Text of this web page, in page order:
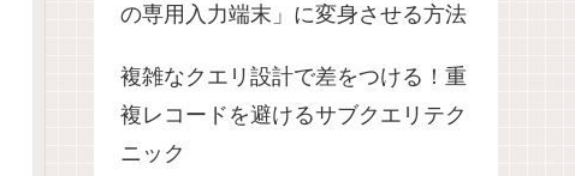
の専用入力端末」に変身させる方法
複雑なクエリ設計で差をつける！重
複レコードを避けるサブクエリテク
ニック